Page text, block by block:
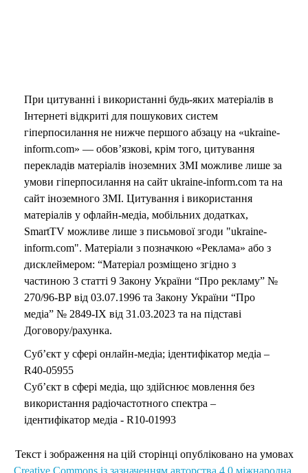
При цитуванні і використанні будь-яких матеріалів в
Інтернеті відкриті для пошукових систем
гіперпосилання не нижче першого абзацу на «ukraine-
inform.com» — обов’язкові, крім того, цитування
перекладів матеріалів іноземних ЗМІ можливе лише за
умови гіперпосилання на сайт ukraine-inform.com та на
сайт іноземного ЗМІ. Цитування і використання
матеріалів у офлайн-медіа, мобільних додатках,
SmartTV можливе лише з письмової згоди "ukraine-
inform.com". Матеріали з позначкою «Реклама» або з
дисклеймером: “Матеріал розміщено згідно з
частиною 3 статті 9 Закону України “Про рекламу” №
270/96-ВР від 03.07.1996 та Закону України “Про
медіа” № 2849-IX від 31.03.2023 та на підставі
Договору/рахунка.
Суб’єкт у сфері онлайн-медіа; ідентифікатор медіа –
R40-05955
Суб’єкт в сфері медіа, що здійснює мовлення без
використання радіочастотного спектра –
ідентифікатор медіа - R10-01993
Текст і зображення на цій сторінці опубліковано на умовах
Creative Commons із зазначенням авторства 4.0 міжнародна.